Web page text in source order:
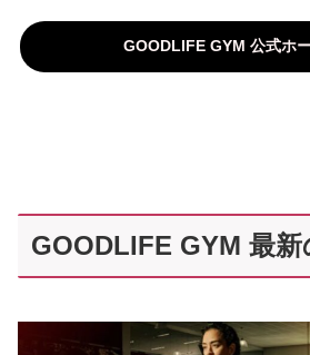
GOODLIFE GYM 公式ホ
GOODLIFE GYM 最新